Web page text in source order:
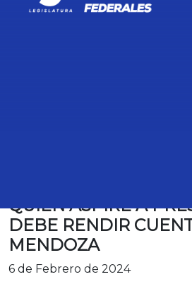
QUIEN ASPIRE A
DEBE RENDIR
MENDOZA
6 de Febrero de 2024